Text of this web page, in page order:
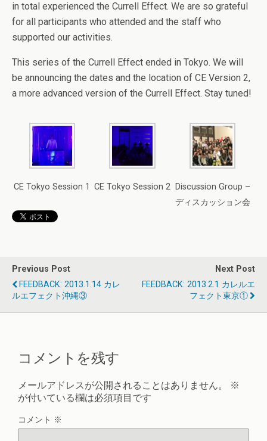
in total experienced the Currell Effect. We are so grateful
for all participants who attended and the staff who
supported our activities.
This series of the Currell Effect ended in Tokyo. We will
be announcing the dates and the location of CE Version 2,
a more advanced version of the Currell Effect. Stay tuned!
CE Tokyo Session 1 CE Tokyo Session 2 Discussion Group –
ディスカッション会
Previous Post
FEEDBACK: 2013.1.14 カレ
ルエフェクト沖縄③
Next Post
FEEDBACK: 2013.2.1 カレルエ
フェクト東京①
コメントを残す
メールアドレスが公開されることはありません。
※
が付いている欄は必須項目です
コメント ※